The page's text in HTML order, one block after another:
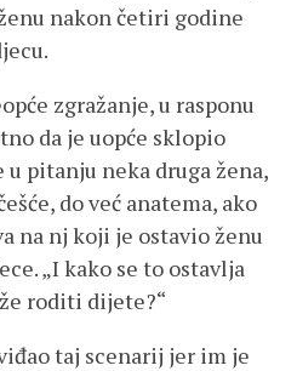
nakon četiri godine
zgražanje, u rasponu
da je uopće sklopio
u pitanju neka druga žena,
do već anatema, ako
na nj koji je ostavio ženu
„I kako se to ostavlja
roditi dijete?“
taj scenarij jer im je